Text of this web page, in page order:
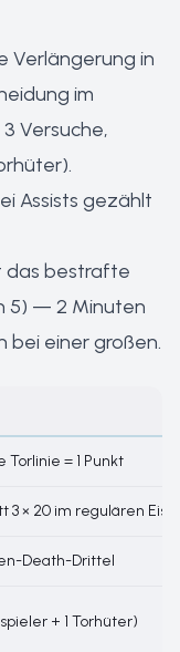
Verlängerung in
im
Versuche,
Assists gezählt
das bestrafte
5) — 2 Minuten
bei einer großen.
= 1 Punkt
3 × 20 im regulären
Death-Drittel
+ 1 Torhüter)